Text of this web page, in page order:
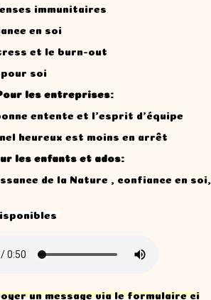
immunitaires
en soi
et le burn-out
pour soi
les entreprises:
entente et l'esprit d'équipe
heureux est moins en arrêt
les enfants et ados:
de la Nature , confiance en soi,
un message via le formulaire ci